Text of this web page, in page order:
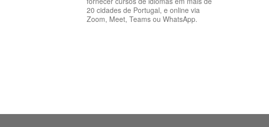
20 cidades de Portugal, e online via
Zoom, Meet, Teams ou WhatsApp.